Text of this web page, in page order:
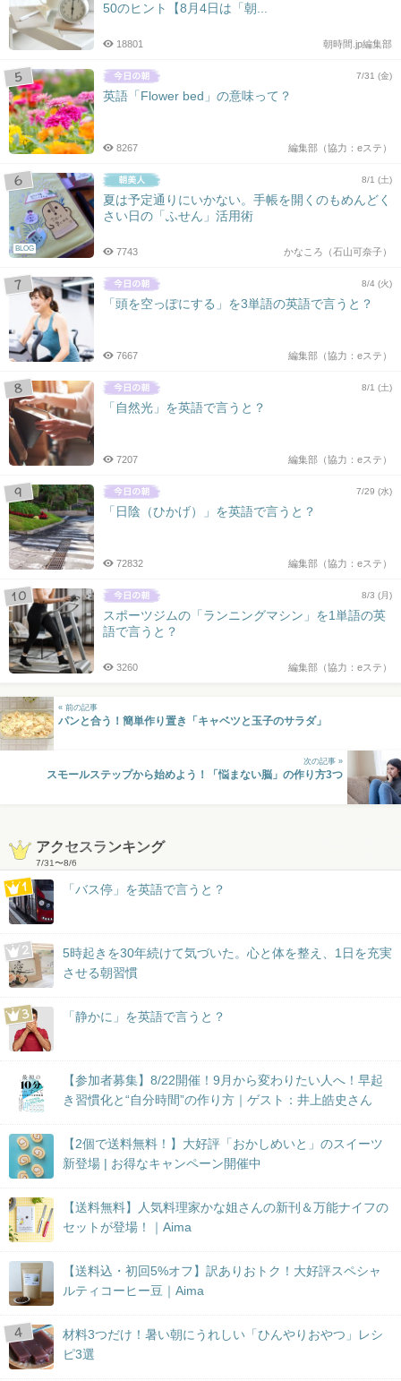
50のヒント【8月4日は「朝...
朝時間.jp編集部
18801
7/31 (金)
英語「Flower bed」の意味って？
編集部（協力：eステ）
8267
BLOG
8/1 (土)
夏は予定通りにいかない。手帳を開くのもめんどく
さい日の「ふせん」活用術
かなころ（石山可奈子）
7743
8/4 (火)
「頭を空っぽにする」を3単語の英語で言うと？
編集部（協力：eステ）
7667
8/1 (土)
「自然光」を英語で言うと？
編集部（協力：eステ）
7207
7/29 (水)
「日陰（ひかげ）」を英語で言うと？
編集部（協力：eステ）
72832
8/3 (月)
スポーツジムの「ランニングマシン」を1単語の英
語で言うと？
編集部（協力：eステ）
3260
« 前の記事
パンと合う！簡単作り置き「キャベツと玉子のサラダ」
次の記事 »
スモールステップから始めよう！「悩まない脳」の作り方3つ
アクセスランキング
7/31〜8/6
「バス停」を英語で言うと？
5時起きを30年続けて気づいた。心と体を整え、1日を充実
させる朝習慣
「静かに」を英語で言うと？
【参加者募集】8/22開催！9月から変わりたい人へ！早起
き習慣化と“自分時間”の作り方｜ゲスト：井上皓史さん
【2個で送料無料！】大好評「おかしめいと」のスイーツ
新登場 | お得なキャンペーン開催中
【送料無料】人気料理家かな姐さんの新刊＆万能ナイフの
セットが登場！｜Aima
【送料込・初回5%オフ】訳ありおトク！大好評スペシャ
ルティコーヒー豆｜Aima
材料3つだけ！暑い朝にうれしい「ひんやりおやつ」レシ
ピ3選